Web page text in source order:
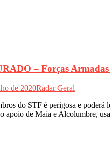
– Forças
de 2020Radar Geral
do STF é perigosa e poderá
apoio de Maia e Alcolumbre,